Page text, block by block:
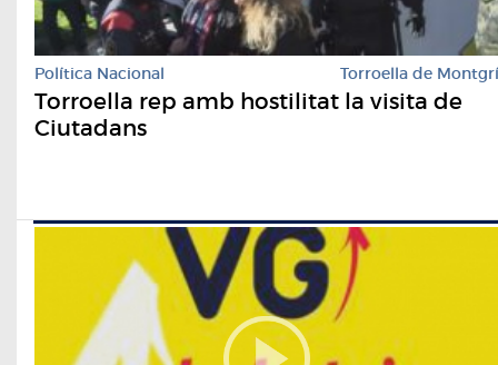
Política Nacional Torroella de Montgrí
Torroella rep amb hostilitat la visita de
Ciutadans